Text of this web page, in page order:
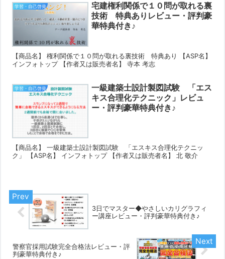
学習・自己啓発
宅建権利関係で１０問が取れる裏
技術 特典ありレビュー・評判豪
華特典付き♪
【商品名】 権利関係で１０問が取れる裏技術 特典あり 【ASP名】
インフォトップ 【作者又は販売者名】 寺本 考志
学習・自己啓発
一級建築士設計製図試験 「エス
キス合理化テクニック」レビュ
ー・評判豪華特典付き♪
【商品名】 一級建築士設計製図試験 「エスキス合理化テクニッ
ク」 【ASP名】 インフォトップ 【作者又は販売者名】 北 敬介
3日でマスター◆やさしいカリグラフィ
ー講座レビュー・評判豪華特典付き♪
警察官採用試験完全合格法レビュー・評
判豪華特典付き♪